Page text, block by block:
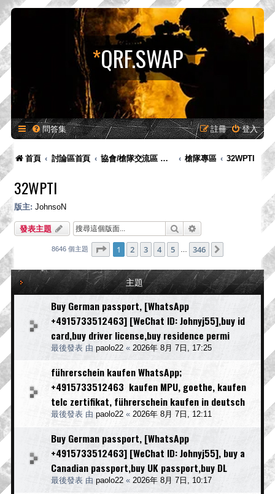
*QRF.SWAP
問答集 登入
註冊
首頁 討論區首頁 協會/槍隊交流區 歡迎申請版面 槍隊專區 32WPTI
32WPTI
版主: JohnsoN
發表主題 搜尋
8646 個主題 1 頁 (共346頁)
1 2 3 4 5 346
主題
Buy German passport, [WhatsApp
+4915733512463] [WeChat ID: Johnyj55],buy id
card,buy driver license,buy residence permi
最後發表 由 paolo22 « 2026年 8月 7日, 17:25
führerschein kaufen WhatsApp;
+4915733512463 kaufen MPU, goethe, kaufen
telc zertifikat, führerschein kaufen in deutsch
最後發表 由 paolo22 « 2026年 8月 7日, 12:11
Buy German passport, [WhatsApp
+4915733512463] [WeChat ID: Johnyj55], buy a
Canadian passport,buy UK passport,buy DL
最後發表 由 paolo22 « 2026年 8月 7日, 10:17